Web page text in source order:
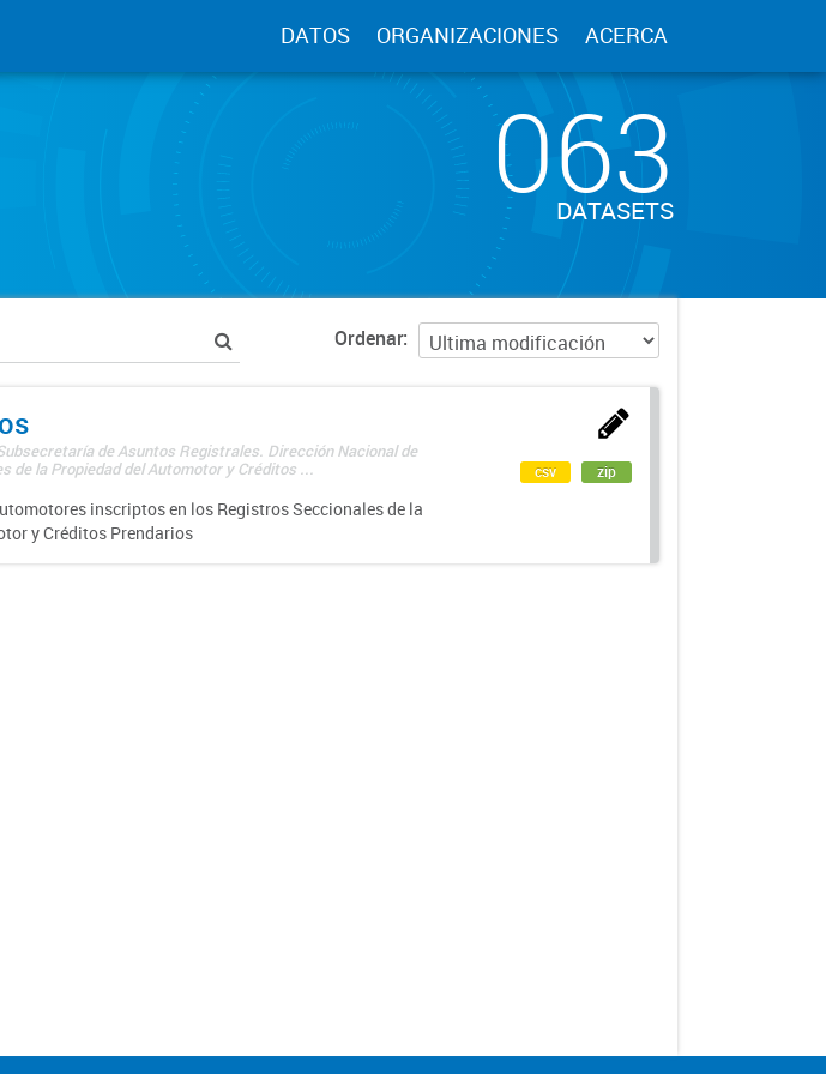
DATOS ORGANIZACIONES ACERCA
063
DATASETS
Ordenar
de Asuntos Registrales. Dirección Nacional de
de la Propiedad del Automotor y Créditos ...
inscriptos en los Registros Seccionales de la
y Créditos Prendarios
csv zip